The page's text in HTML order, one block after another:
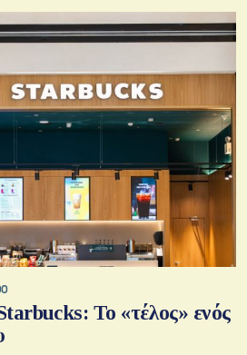
Το «τέλος» ενός